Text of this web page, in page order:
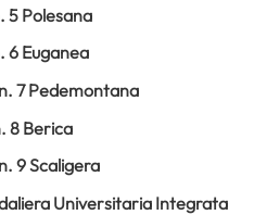
5 Polesana
6 Euganea
7 Pedemontana
8 Berica
9 Scaligera
Universitaria Integrata